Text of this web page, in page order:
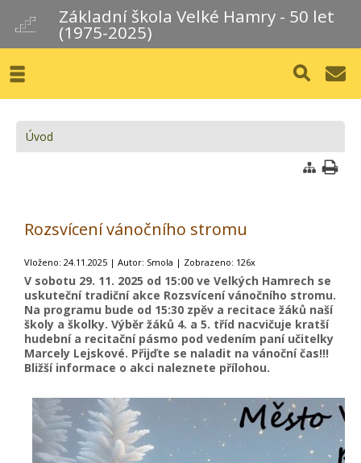
Základní škola Velké Hamry - 50 let
(1975-2025)
Úvod
Rozsvícení vánočního stromu
Vloženo: 24.11.2025 | Autor: Smola | Zobrazeno: 126x
V sobotu 29. 11. 2025 od 15:00 ve Velkých Hamrech se
uskuteční tradiční akce Rozsvícení vánočního stromu.
Na programu bude od 15:30 zpěv a recitace žáků naší
školy a školky. Výběr žáků 4. a 5. tříd nacvičuje kratší
hudební a recitační pásmo pod vedením paní učitelky
Marcely Lejskové. Přijďte se naladit na vánoční čas!!!
Bližší informace o akci naleznete přílohou.